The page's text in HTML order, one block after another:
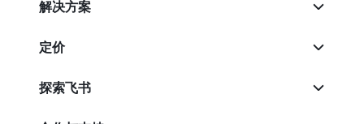
解决方案
定价
探索飞书